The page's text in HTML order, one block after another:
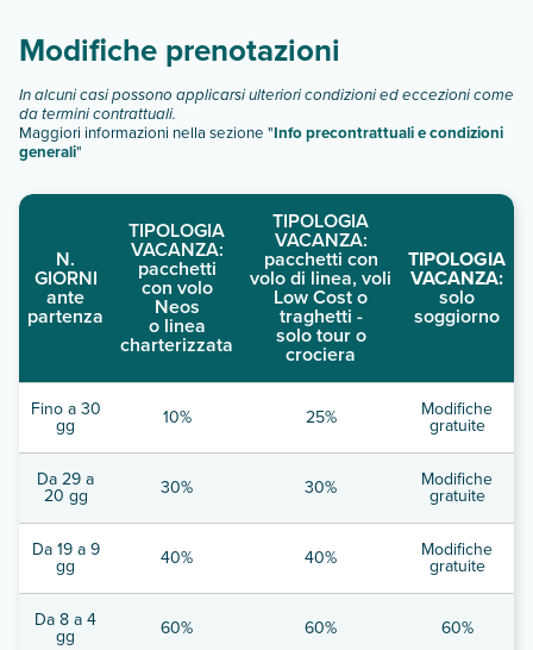
Scopri tutti i dettagli nel paragrafo dedicato "
descrizione ".
Modifiche prenotazioni
In alcuni casi possono applicarsi ulteriori condizioni ed eccezioni come
da termini contrattuali.
Maggiori informazioni nella sezione "Info precontrattuali e condizioni
generali"
N.
GIORNI
ante
partenza
TIPOLOGIA
VACANZA:
pacchetti
con volo
Neos
o linea
charterizzata
TIPOLOGIA
VACANZA:
pacchetti con
volo di linea, voli
Low Cost o
traghetti -
solo tour o
crociera
TIPOLOGIA
VACANZA:
solo
soggiorno
Fino a 30
gg 10% 25% Modifiche
gratuite
Da 29 a
20 gg 30% 30% Modifiche
gratuite
Da 19 a 9
gg 40% 40% Modifiche
gratuite
Da 8 a 4
gg 60% 60% 60%